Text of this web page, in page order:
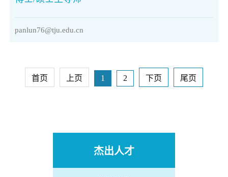
panlun76@tju.edu.cn
首页 上页 1 2 下页 尾页
杰出人才